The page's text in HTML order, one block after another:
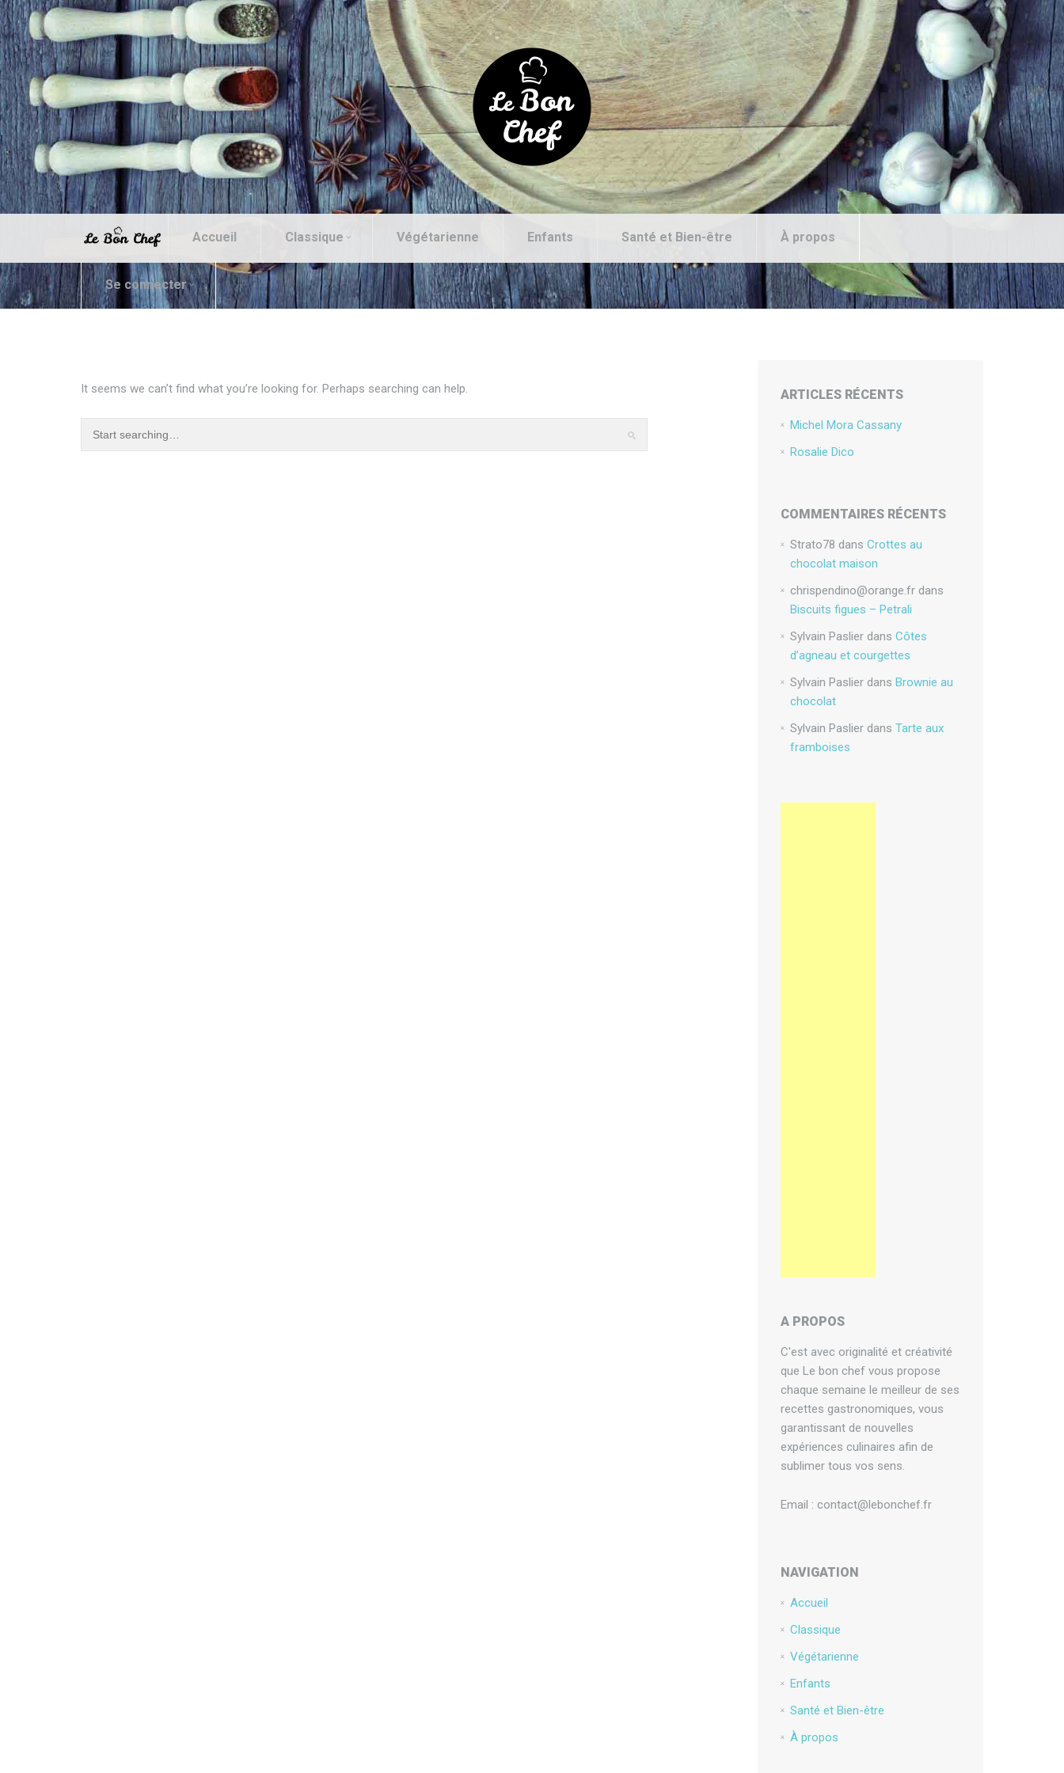
Accueil Classique Végétarienne Enfants Santé et Bien-être À propos
Se connecter
It seems we can’t find what you’re looking for. Perhaps searching can help. ARTICLES RÉCENTS
Michel Mora Cassany
Rosalie Dico
COMMENTAIRES RÉCENTS
Strato78 dans Crottes au
chocolat maison
chrispendino@orange.frdans
Biscuits figues – Petrali
Sylvain Paslierdans Côtes
d’agneau et courgettes
Sylvain Paslierdans Brownie au
chocolat
Sylvain Paslierdans Tarte aux
framboises
A PROPOS
C'est avec originalité et créativité
que Le bon chef vous propose
chaque semaine le meilleur de ses
recettes gastronomiques, vous
garantissant de nouvelles
expériences culinaires afin de
sublimer tous vos sens.
Email : contact@lebonchef.fr
NAVIGATION
Accueil
Classique
Végétarienne
Enfants
Santé et Bien-être
À propos